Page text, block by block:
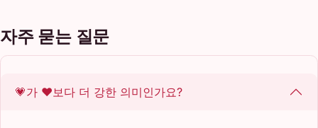
자주 묻는 질문
💗가 ❤️보다 더 강한 의미인가요?